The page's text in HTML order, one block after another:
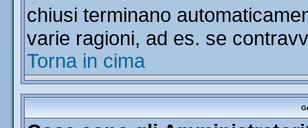
chiusi terminano
varie ragioni, ad es. se
Torna in cima